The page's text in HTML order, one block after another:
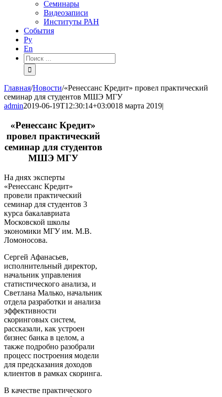
Семинары
Видеозаписи
Институты РАН
События
Ру
En
Результат
поиска:
Главная/Новости/«Ренессанс Кредит» провел практический
семинар для студентов МШЭ МГУ
admin2019-06-19T12:30:14+03:0018 марта 2019|
«Ренессанс Кредит»
провел практический
семинар для студентов
МШЭ МГУ
На днях эксперты
«Ренессанс Кредит»
провели практический
семинар для студентов 3
курса бакалавриата
Московской школы
экономики МГУ им. М.В.
Ломоносова.
Сергей Афанасьев,
исполнительный директор,
начальник управления
статистического анализа, и
Светлана Малько, начальник
отдела разработки и анализа
эффективности
скоринговых систем,
рассказали, как устроен
бизнес банка в целом, а
также подробно разобрали
процесс построения модели
для предсказания доходов
клиентов в рамках скоринга.
В качестве практического